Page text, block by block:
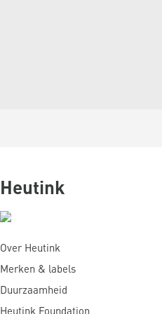
Heutink
Over Heutink
Merken & labels
Duurzaamheid
Heutink Foundation